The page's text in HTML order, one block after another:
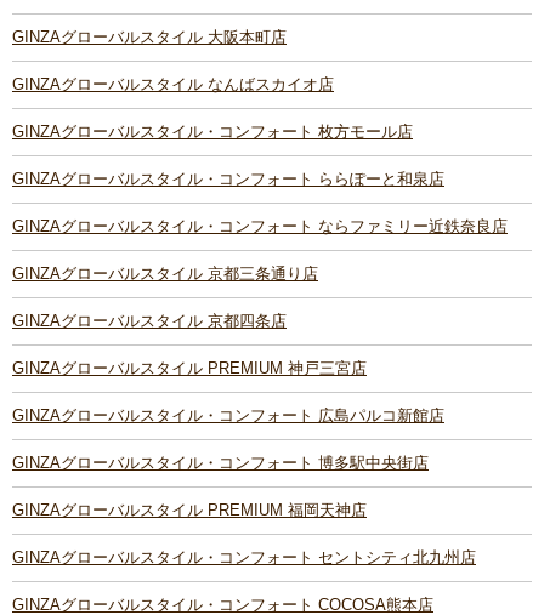
GINZAグローバルスタイル 大阪本町店
GINZAグローバルスタイル なんばスカイオ店
GINZAグローバルスタイル・コンフォート 枚方モール店
GINZAグローバルスタイル・コンフォート ららぽーと和泉店
GINZAグローバルスタイル・コンフォート ならファミリー近鉄奈良店
GINZAグローバルスタイル 京都三条通り店
GINZAグローバルスタイル 京都四条店
GINZAグローバルスタイル PREMIUM 神戸三宮店
GINZAグローバルスタイル・コンフォート 広島パルコ新館店
GINZAグローバルスタイル・コンフォート 博多駅中央街店
GINZAグローバルスタイル PREMIUM 福岡天神店
GINZAグローバルスタイル・コンフォート セントシティ北九州店
GINZAグローバルスタイル・コンフォート COCOSA熊本店